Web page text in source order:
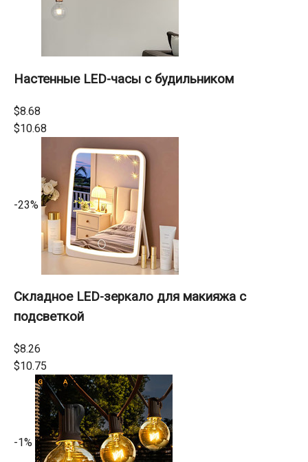
Настенные LED-часы с будильником
$8.68
$10.68
-23%
Складное LED-зеркало для макияжа с
подсветкой
$8.26
$10.75
-1%